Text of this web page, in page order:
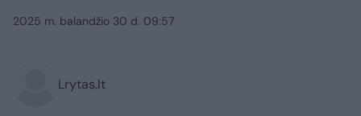
2025 m. balandžio 30 d. 09:57
Lrytas.lt